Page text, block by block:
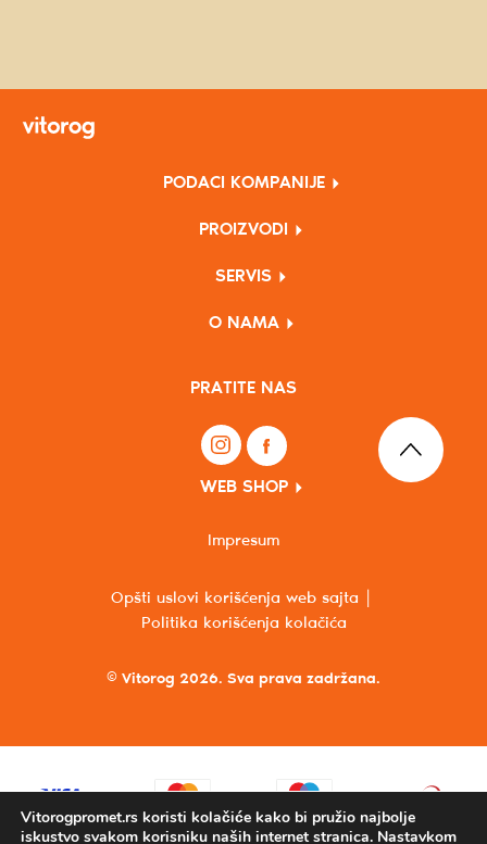
PODACI KOMPANIJE
PROIZVODI
SERVIS
O NAMA
PRATITE NAS
WEB SHOP
© Vitorog 2026. Sva prava zadržana.
Opšti uslovi korišćenja web sajta
Politika korišćenja kolačića
Impresum
Vitorogpromet.rs koristi kolačiće kako bi pružio najbolje
iskustvo svakom korisniku naših internet stranica. Nastavkom